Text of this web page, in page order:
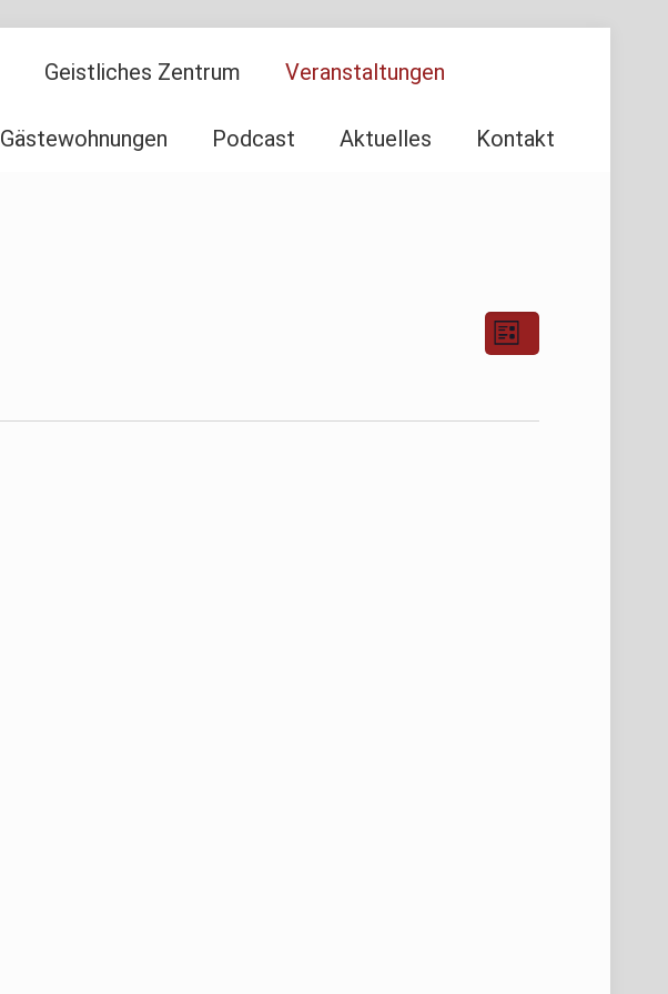
Geistliches Zentrum Veranstaltungen
Gästewohnungen Podcast Aktuelles Kontakt
Ansichten-
Navigation
Ansichten-
Liste